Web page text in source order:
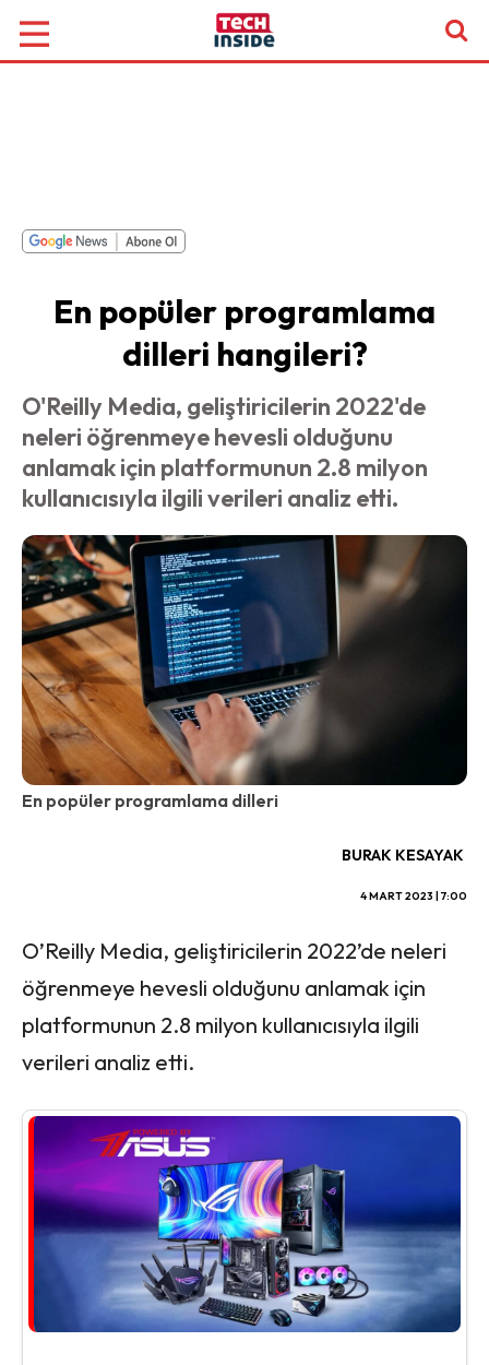
En popüler programlama
dilleri hangileri?
O'Reilly Media, geliştiricilerin 2022'de
neleri öğrenmeye hevesli olduğunu
anlamak için platformunun 2.8 milyon
kullanıcısıyla ilgili verileri analiz etti.
En popüler programlama dilleri
BURAK KESAYAK
4 MART 2023 | 7:00
O’Reilly Media, geliştiricilerin 2022’de neleri
öğrenmeye hevesli olduğunu anlamak için
platformunun 2.8 milyon kullanıcısıyla ilgili
verileri analiz etti.